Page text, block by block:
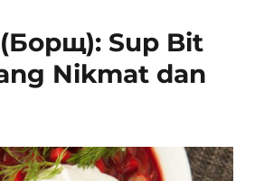
Sup Bit
Nikmat dan